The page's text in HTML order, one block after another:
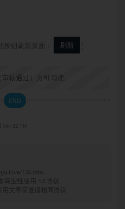
按钮刷新页面： 刷新 )
核通过）方可阅读。
END
150.html
商业性使用 4.0 协议
用文章应遵循相同协议